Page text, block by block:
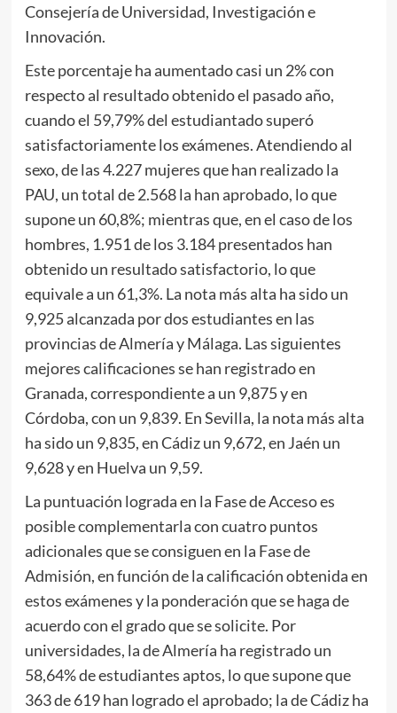
Consejería de Universidad, Investigación e
Innovación.
Este porcentaje ha aumentado casi un 2% con
respecto al resultado obtenido el pasado año,
cuando el 59,79% del estudiantado superó
satisfactoriamente los exámenes. Atendiendo al
sexo, de las 4.227 mujeres que han realizado la
PAU, un total de 2.568 la han aprobado, lo que
supone un 60,8%; mientras que, en el caso de los
hombres, 1.951 de los 3.184 presentados han
obtenido un resultado satisfactorio, lo que
equivale a un 61,3%. La nota más alta ha sido un
9,925 alcanzada por dos estudiantes en las
provincias de Almería y Málaga. Las siguientes
mejores calificaciones se han registrado en
Granada, correspondiente a un 9,875 y en
Córdoba, con un 9,839. En Sevilla, la nota más alta
ha sido un 9,835, en Cádiz un 9,672, en Jaén un
9,628 y en Huelva un 9,59.
La puntuación lograda en la Fase de Acceso es
posible complementarla con cuatro puntos
adicionales que se consiguen en la Fase de
Admisión, en función de la calificación obtenida en
estos exámenes y la ponderación que se haga de
acuerdo con el grado que se solicite. Por
universidades, la de Almería ha registrado un
58,64% de estudiantes aptos, lo que supone que
363 de 619 han logrado el aprobado; la de Cádiz ha